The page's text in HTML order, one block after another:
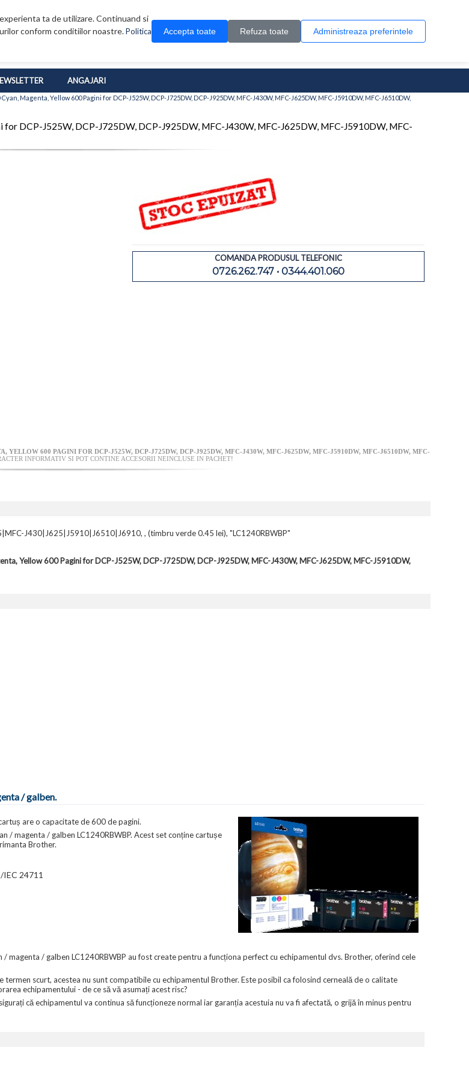
ta de utilizare. Continuand si
conform conditiilor noastre.Politica
Accepta toate Refuza toate Administreaza preferintele
0 produs(e)
ANGAJARI
Magenta, Yellow 600 Pagini for DCP-J525W, DCP-J725DW, DCP-J925DW, MFC-J430W, MFC-J625DW, MFC-J5910DW, MFC-J6510DW,
DCP-J525W, DCP-J725DW, DCP-J925DW, MFC-J430W, MFC-J625DW, MFC-J5910DW, MFC-
COMANDA PRODUSUL TELEFONIC
0726.262.747 • 0344.401.060
YELLOW 600 PAGINI FOR DCP-J525W, DCP-J725DW, DCP-J925DW, MFC-J430W, MFC-J625DW, MFC-J5910DW, MFC-J6510DW, MFC-
INFORMATIV SI POT CONTINE ACCESORII NEINCLUSE IN PACHET!
J430|J625|J5910|J6510|J6910, , (timbru verde 0.45 lei), "LC1240RBWBP"
Yellow 600 Pagini for DCP-J525W, DCP-J725DW, DCP-J925DW, MFC-J430W, MFC-J625DW, MFC-J5910DW,
/ galben.
are o capacitate de 600 de pagini.
/ magenta / galben LC1240RBWBP. Acest set conține cartușe
Brother.
24711
magenta / galben LC1240RBWBP au fost create pentru a funcționa perfect cu echipamentul dvs. Brother, oferind cele
scurt, acestea nu sunt compatibile cu echipamentul Brother. Este posibil ca folosind cerneală de o calitate
echipamentului - de ce să vă asumați acest risc?
că echipamentul va continua să funcționeze normal iar garanția acestuia nu va fi afectată, o grijă în minus pentru